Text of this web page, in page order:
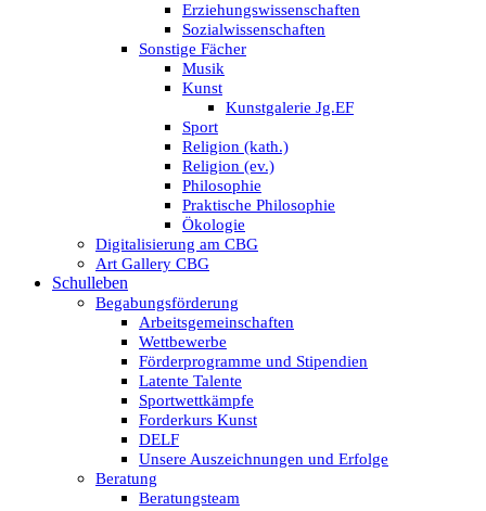
Erziehungswissenschaften
Sozialwissenschaften
Sonstige Fächer
Musik
Kunst
Kunstgalerie Jg.EF
Sport
Religion (kath.)
Religion (ev.)
Philosophie
Praktische Philosophie
Ökologie
Digitalisierung am CBG
Art Gallery CBG
Schulleben
Begabungsförderung
Arbeitsgemeinschaften
Wettbewerbe
Förderprogramme und Stipendien
Latente Talente
Sportwettkämpfe
Forderkurs Kunst
DELF
Unsere Auszeichnungen und Erfolge
Beratung
Beratungsteam